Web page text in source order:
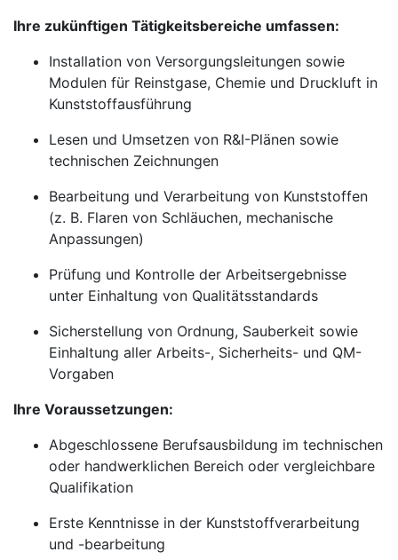
Ihre zukünftigen Tätigkeitsbereiche umfassen:
Installation von Versorgungsleitungen sowie
Modulen für Reinstgase, Chemie und Druckluft in
Kunststoffausführung
Lesen und Umsetzen von R&I-Plänen sowie
technischen Zeichnungen
Bearbeitung und Verarbeitung von Kunststoffen
(z. B. Flaren von Schläuchen, mechanische
Anpassungen)
Prüfung und Kontrolle der Arbeitsergebnisse
unter Einhaltung von Qualitätsstandards
Sicherstellung von Ordnung, Sauberkeit sowie
Einhaltung aller Arbeits-, Sicherheits- und QM-
Vorgaben
Ihre Voraussetzungen:
Abgeschlossene Berufsausbildung im technischen
oder handwerklichen Bereich oder vergleichbare
Qualifikation
Erste Kenntnisse in der Kunststoffverarbeitung
und -bearbeitung